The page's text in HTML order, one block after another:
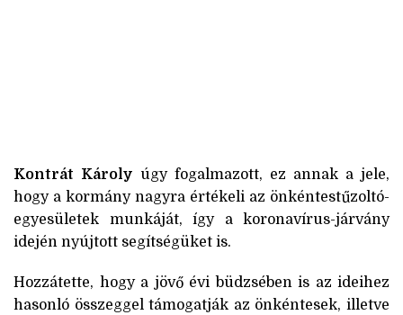
Kontrát Károly úgy fogalmazott, ez annak a jele,
hogy a kormány nagyra értékeli az önkéntestűzoltó-
egyesületek munkáját, így a koronavírus-járvány
idején nyújtott segítségüket is.
Hozzátette, hogy a jövő évi büdzsében is az ideihez
hasonló összeggel támogatják az önkéntesek, illetve